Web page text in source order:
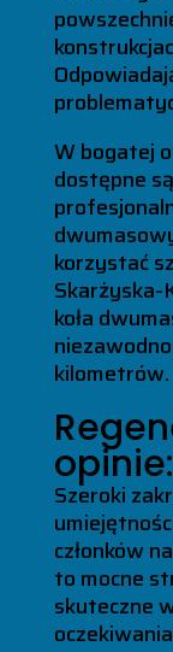
W bogatej
dostępne
korzystać
Skarżyska-
koła
kilometrów.
opinie:
Szeroki
członków
to mocne
skuteczne